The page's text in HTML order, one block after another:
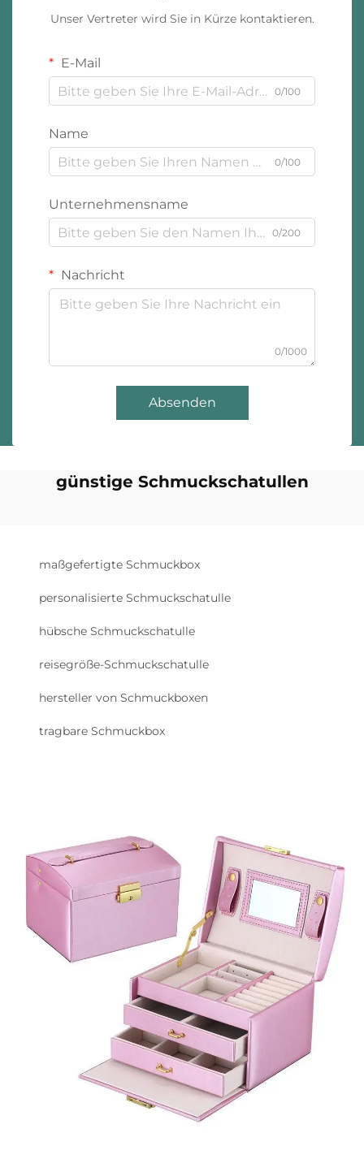
Unser Vertreter wird Sie in Kürze kontaktieren.
E-Mail
0/100
Name
0/100
Unternehmensname
0/200
Nachricht
0/1000
Absenden
günstige Schmuckschatullen
maßgefertigte Schmuckbox
personalisierte Schmuckschatulle
hübsche Schmuckschatulle
reisegröße-Schmuckschatulle
hersteller von Schmuckboxen
tragbare Schmuckbox